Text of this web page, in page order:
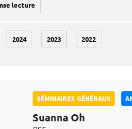
lecture
2024 2023 2022
SÉMINAIRES GÉNÉRAUX
Suanna Oh